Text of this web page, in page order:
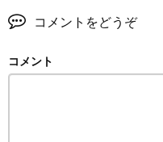
コメントをどうぞ
コメント